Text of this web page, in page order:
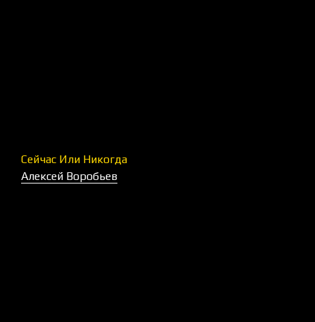
Сейчас Или Никогда
Алексей Воробьев